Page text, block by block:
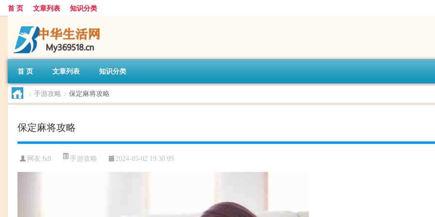
首 页 文章列表 知识分类
首 页 文章列表 知识分类
> 手游攻略 > 保定麻将攻略
保定麻将攻略
网友:bdl 手游攻略 2024-05-02 19:30:09